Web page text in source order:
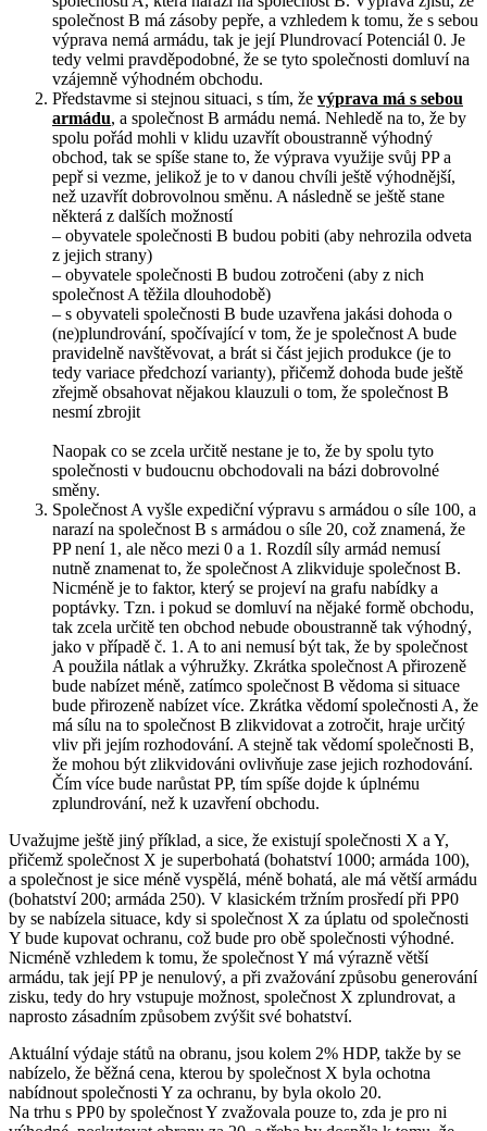
společnost B má zásoby pepře, a vzhledem k tomu, že s sebou
výprava nemá armádu, tak je její Plundrovací Potenciál 0. Je
tedy velmi pravděpodobné, že se tyto společnosti domluví na
vzájemně výhodném obchodu.
Představme si stejnou situaci, s tím, že výprava má s sebou
armádu, a společnost B armádu nemá. Nehledě na to, že by
spolu pořád mohli v klidu uzavřít oboustranně výhodný
obchod, tak se spíše stane to, že výprava využije svůj PP a
pepř si vezme, jelikož je to v danou chvíli ještě výhodnější,
než uzavřít dobrovolnou směnu. A následně se ještě stane
některá z dalších možností
– obyvatele společnosti B budou pobiti (aby nehrozila odveta
z jejich strany)
– obyvatele společnosti B budou zotročeni (aby z nich
společnost A těžila dlouhodobě)
– s obyvateli společnosti B bude uzavřena jakási dohoda o
(ne)plundrování, spočívající v tom, že je společnost A bude
pravidelně navštěvovat, a brát si část jejich produkce (je to
tedy variace předchozí varianty), přičemž dohoda bude ještě
zřejmě obsahovat nějakou klauzuli o tom, že společnost B
nesmí zbrojit
Naopak co se zcela určitě nestane je to, že by spolu tyto
společnosti v budoucnu obchodovali na bázi dobrovolné
směny.
Společnost A vyšle expediční výpravu s armádou o síle 100, a
narazí na společnost B s armádou o síle 20, což znamená, že
PP není 1, ale něco mezi 0 a 1. Rozdíl síly armád nemusí
nutně znamenat to, že společnost A zlikviduje společnost B.
Nicméně je to faktor, který se projeví na grafu nabídky a
poptávky. Tzn. i pokud se domluví na nějaké formě obchodu,
tak zcela určitě ten obchod nebude oboustranně tak výhodný,
jako v případě č. 1. A to ani nemusí být tak, že by společnost
A použila nátlak a výhružky. Zkrátka společnost A přirozeně
bude nabízet méně, zatímco společnost B vědoma si situace
bude přirozeně nabízet více. Zkrátka vědomí společnosti A, že
má sílu na to společnost B zlikvidovat a zotročit, hraje určitý
vliv při jejím rozhodování. A stejně tak vědomí společnosti B,
že mohou být zlikvidováni ovlivňuje zase jejich rozhodování.
Čím více bude narůstat PP, tím spíše dojde k úplnému
zplundrování, než k uzavření obchodu.
Uvažujme ještě jiný příklad, a sice, že existují společnosti X a Y,
přičemž společnost X je superbohatá (bohatství 1000; armáda 100),
a společnost je sice méně vyspělá, méně bohatá, ale má větší armádu
(bohatství 200; armáda 250). V klasickém tržním prosředí při PP0
by se nabízela situace, kdy si společnost X za úplatu od společnosti
Y bude kupovat ochranu, což bude pro obě společnosti výhodné.
Nicméně vzhledem k tomu, že společnost Y má výrazně větší
armádu, tak její PP je nenulový, a při zvažování způsobu generování
zisku, tedy do hry vstupuje možnost, společnost X zplundrovat, a
naprosto zásadním způsobem zvýšit své bohatství.
Aktuální výdaje států na obranu, jsou kolem 2% HDP, takže by se
nabízelo, že běžná cena, kterou by společnost X byla ochotna
nabídnout společnosti Y za ochranu, by byla okolo 20.
Na trhu s PP0 by společnost Y zvažovala pouze to, zda je pro ni